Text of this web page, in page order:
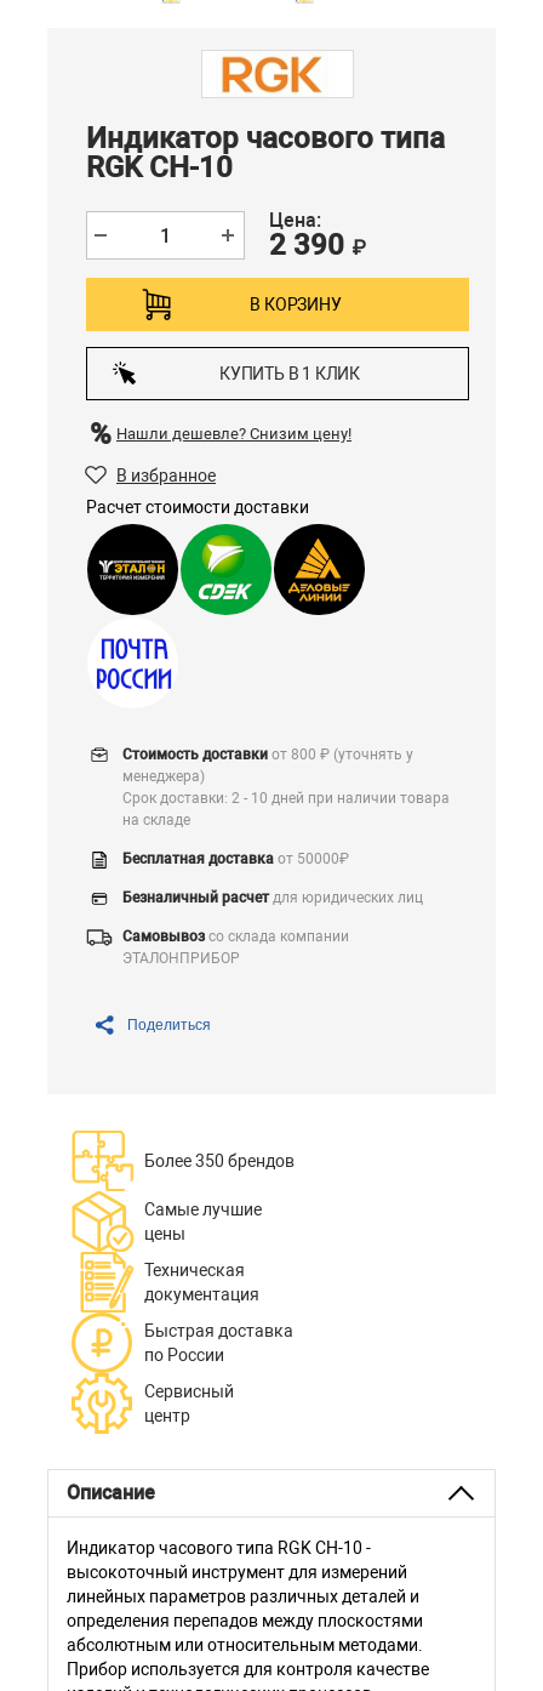
Индикатор часового типа
RGK CH-10
Цена:
2 390 ₽
В КОРЗИНУ
КУПИТЬ В 1 КЛИК
Нашли дешевле? Снизим цену!
В избранное
Расчет стоимости доставки
Стоимость доставки от 800 ₽ (уточнять у
менеджера)
Срок доставки: 2 - 10 дней при наличии товара
на складе
Бесплатная доставка от 50000₽
Безналичный расчетдля юридических лиц
Самовывозсо склада компании
ЭТАЛОНПРИБОР
Поделиться
Более 350 брендов
Самые лучшие
цены
Техническая
документация
Быстрая доставка
по России
Сервисный
центр
Описание
Индикатор часового типа RGK CH-10 -
высокоточный инструмент для измерений
линейных параметров различных деталей и
определения перепадов между плоскостями
абсолютным или относительным методами.
Прибор используется для контроля качестве